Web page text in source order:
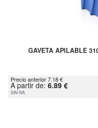
GAVETA APILABLE
Precio anterior 7.18 €
A partir de: 6.89 €
SIN IVA